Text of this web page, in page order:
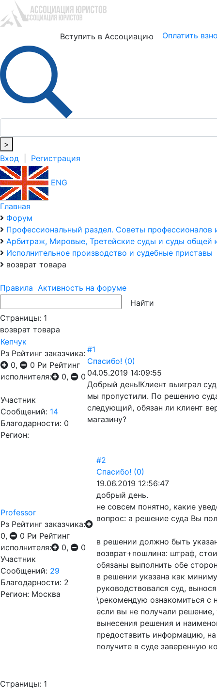
Вступить в Ассоциацию Оплатить
>
Вход
Регистрация
ENG
Главная
Форум
Профессиональный раздел. Советы
Арбитраж, Мировые, Третейские суды и суды общей
Исполнительное производство и судебные приставы
возврат товара
Правила Активность на форуме
Страницы: 1
возврат товара
Кепчук
Рз Рейтинг заказчика:
0,
0 Ри Рейтинг
исполнителя:
0, 0
Участник
Сообщений: 14
Благодарности: 0
Регион:
#1
Спасибо! (0)
04.05.2019 14:09:55
Добрый день!Клиент выиграл
мы пропустили. По решению
следующий, обязан ли клиент
магазину?
Professor
Рз Рейтинг заказчика:
0,
0 Ри Рейтинг
исполнителя:
0,
0
Участник
Сообщений: 29
Благодарности: 2
Регион: Москва
#2
Спасибо! (0)
19.06.2019 12:56:47
добрый день.
не совсем понятно, какие
вопрос: а решение суда Вы
в решении должно быть
возврат+пошлина: штраф,
обязаны выполнить обе
в решении указана как
руководствовался суд,
\рекомендую ознакомиться с
если вы не получали
вынесения решения и
предоставить информацию,
получите в суде заверенную
Страницы: 1